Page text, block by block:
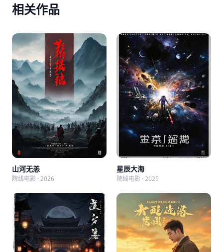
相关作品
山河无恙
院线电影 · 2026
星辰大海
院线电影 · 2025